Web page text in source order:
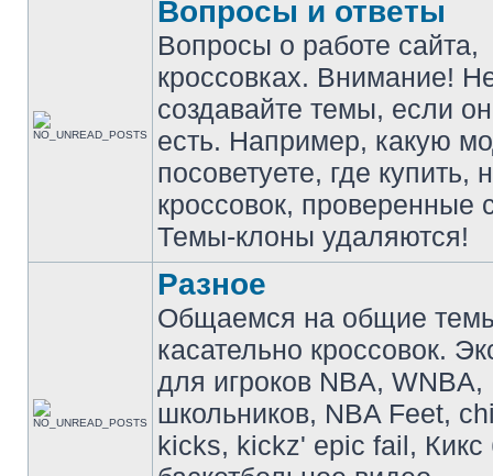
Вопросы и ответы
Вопросы о работе сайта,
кроссовках. Внимание!
создавайте темы, если
есть. Например, какую
посоветуете, где купить,
кроссовок, проверенные
Темы-клоны удаляются!
Разное
Общаемся на общие
касательно кроссовок.
для игроков NBA, WNBA,
школьников, NBA Feet,
kicks, kickz' epic fail, Кикс